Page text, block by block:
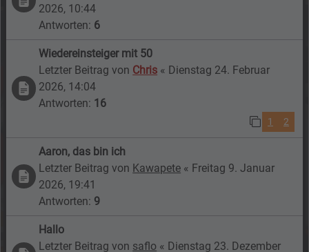
2026, 10:44
Antworten: 6
Wiedereinsteiger mit 50
Letzter Beitrag von Chris « Dienstag 24. Februar
2026, 14:04
Antworten: 16
1 2
Aaron, das bin ich
Letzter Beitrag von Kawapete « Freitag 9. Januar
2026, 19:41
Antworten: 9
Hallo
Letzter Beitrag von saflo « Dienstag 23. Dezember